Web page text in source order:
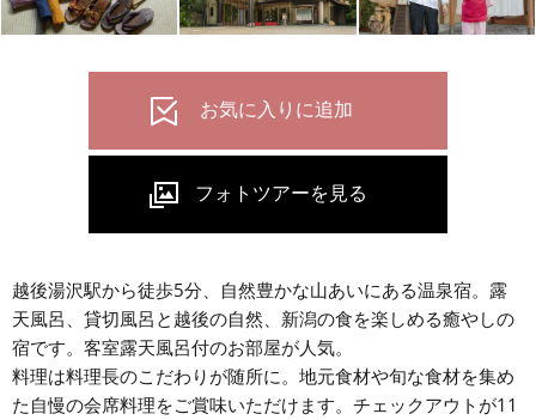
越後湯沢駅から徒歩5分、自然豊かな山あいにある温泉宿。露
天風呂、貸切風呂と越後の自然、新潟の食を楽しめる癒やしの
宿です。客室露天風呂付のお部屋が人気。
料理は料理長のこだわりが随所に。地元食材や旬な食材を集め
た自慢の会席料理をご賞味いただけます。チェックアウトが11